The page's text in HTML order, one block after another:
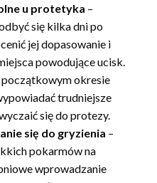
u protetyka –
się kilka dni po
jej dopasowanie i
powodujące ucisk.
początkowym okresie
trudniejsze
się do protezy.
się do gryzienia –
pokarmów na
wprowadzanie